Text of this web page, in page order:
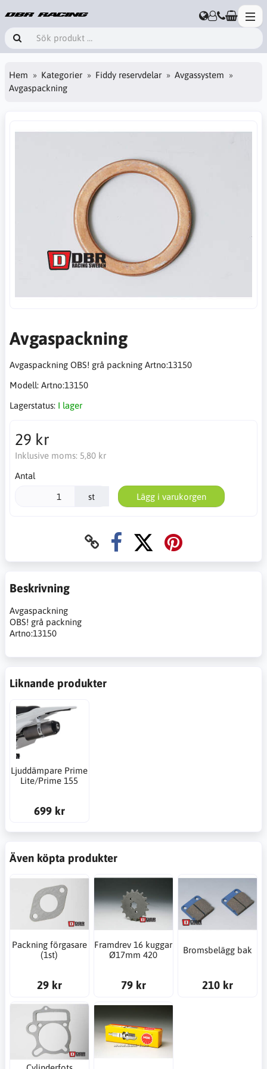
Hem Kategorier Fiddy reservdelar
Avgassystem
Avgaspackning
Avgaspackning
Avgaspackning OBS! grå packning Artno:13150
Modell: Artno:13150
Lagerstatus: I lager
29 kr
Inklusive moms: 5,80 kr
Antal
st Lägg i varukorgen
Beskrivning
Avgaspackning
OBS! grå packning
Artno:13150
Liknande produkter
Ljuddämpare Prime
Lite/Prime 155
699 kr
Även köpta produkter
Packning förgasare
(1st)
29 kr
Framdrev 16 kuggar
Ø17mm 420
79 kr
Bromsbelägg bak
210 kr